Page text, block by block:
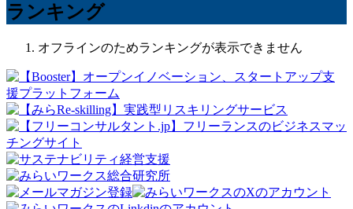
ランキング
オフラインのためランキングが表示できません